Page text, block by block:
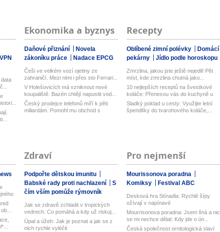
Ekonomika a byznys
Daňové přiznání
Novela
zákoníku práce
Nadace EPCG
Češi ve velkém vozí ojetiny ze
zahraničí. Mezi nimi i přes sto Ferrari...
V Holešovicích má vzniknout nové
koupaliště. Bazén chtějí napustit vod...
Český prodejce telefonů míří k pěti
miliardám. Pomohl mu obchod s
Recepty
Oblíbené zimní polévky
Domácí
pekárny
Jídlo podle horoskopu
Zmrzlina, jakou jste ještě nejedli! Pět
míst, kde zmrzlina chutná jako...
10 nejlepších receptů na švestkové
koláče: Přenesou vás do kuchyně u
b...
Sladký poklad u cesty: Využijte letní
špendlíky do tvarohového koláče,...
Zdraví
Podpořte dětskou imunitu
Babské rady proti nachlazení
S
čím vším pomůže rýmovník
Jak se zdravě zchladit v tropických
vedrech: Co pomáhá a kdy už riskuj...
Úpal a úžeh: Jak je poznat a jak se z
nich rychle vyléčit
Pro nejmenší
Mourissonova poradna
Komiksy
Festival ABC
Desková hra Stínadla: Rychlé šípy
ožívají v napínavé
Mourrisonova poradna: Jsem líná a nic
se mi nechce dělat: Kdy jde o ún...
Česká společnost ornitologická slaví